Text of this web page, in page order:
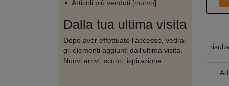
Articoli più venduti [nuovo]
Dalla tua ultima visita
Dopo aver effettuato l'accesso, vedrai
gli elementi aggiunti dall'ultima visita.
Nuovi arrivi, sconti, ispirazione.